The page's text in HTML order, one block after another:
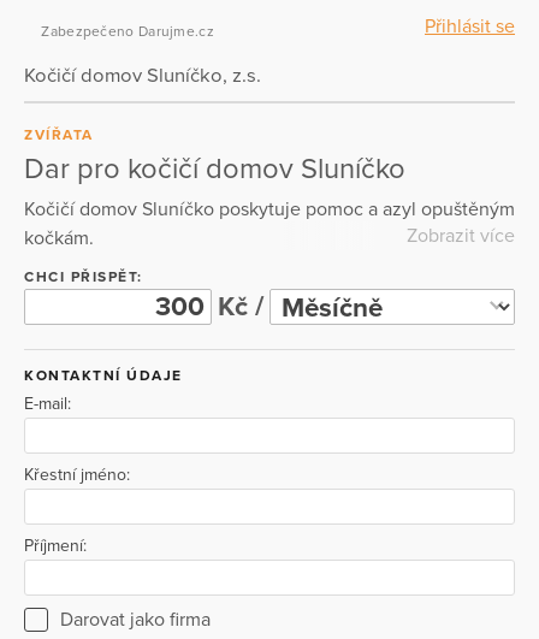
Přihlásit se
Zabezpečeno Darujme.cz
Kočičí domov Sluníčko, z.s.
ZVÍŘATA
Dar pro kočičí domov Sluníčko
Kočičí domov Sluníčko poskytuje pomoc a azyl opuštěným
kočkám.
Zobrazit více
CHCI PŘISPĚT:
Kč /
KONTAKTNÍ ÚDAJE
E-mail:
Křestní jméno:
Příjmení:
Darovat jako firma